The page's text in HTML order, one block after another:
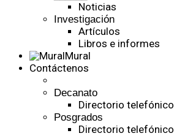
Noticias
Investigación
Artículos
Libros e informes
Mural
Contáctenos
Decanato
Directorio telefónico
Posgrados
Directorio telefónico